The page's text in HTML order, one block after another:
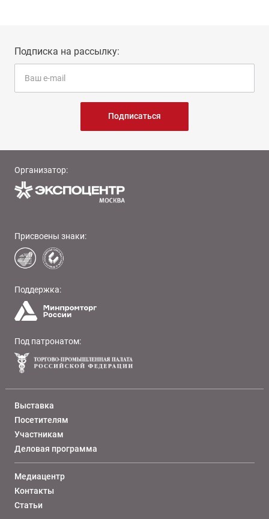
Подписка на рассылку:
Подписаться
Организатор:
Присвоены знаки:
Поддержка:
Под патронатом:
Выставка
Посетителям
Участникам
Деловая программа
Медиацентр
Контакты
Статьи